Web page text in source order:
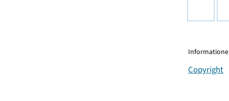
Copyright